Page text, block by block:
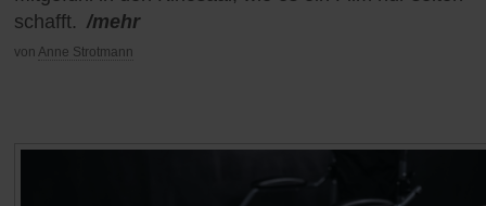
schafft. /mehr
von Anne Strotmann